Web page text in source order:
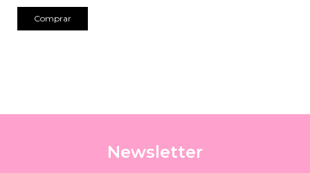
Comprar
Newsletter